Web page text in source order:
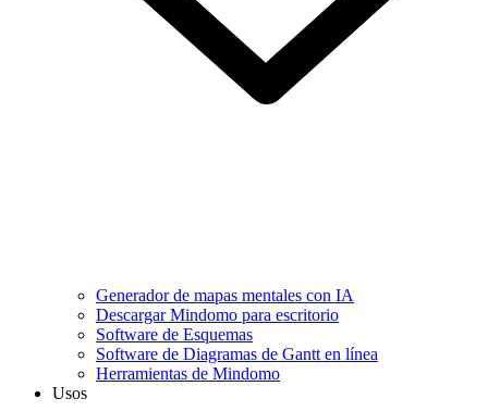
Generador de mapas mentales con IA
Descargar Mindomo para escritorio
Software de Esquemas
Software de Diagramas de Gantt en línea
Herramientas de Mindomo
Usos